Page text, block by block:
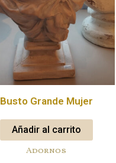
Busto Grande Mujer
Añadir al carrito
Adornos